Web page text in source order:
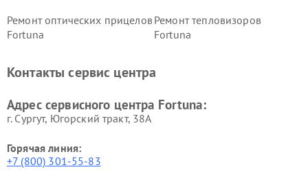
Ремонт оптических прицелов
Fortuna
Ремонт тепловизоров
Fortuna
Контакты сервис центра
Адрес сервисного центра Fortuna:
г. Сургут, Югорский тракт, 38А
Горячая линия:
+7 (800) 301-55-83